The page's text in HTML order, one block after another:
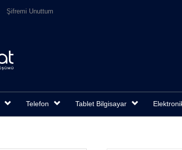
Şifremi Unuttum
Telefon Tablet Bilgisayar